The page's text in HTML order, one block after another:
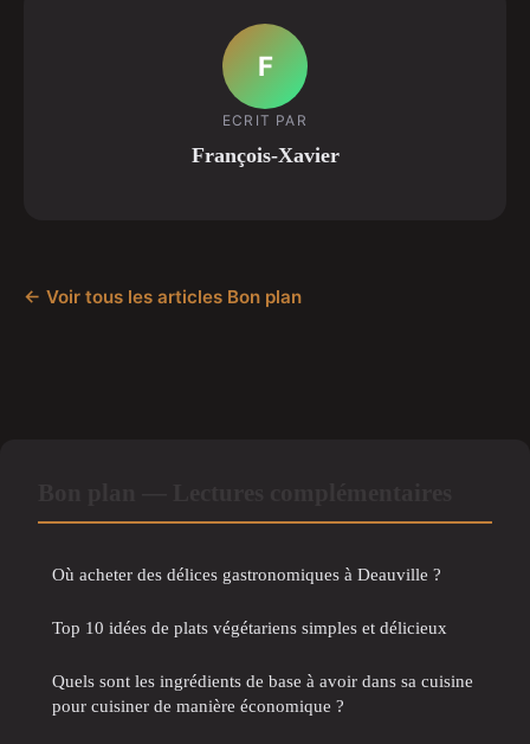
F
ECRIT PAR
François-Xavier
← Voir tous les articles Bon plan
Où acheter des délices gastronomiques à Deauville ?
Top 10 idées de plats végétariens simples et délicieux
Quels sont les ingrédients de base à avoir dans sa cuisine
pour cuisiner de manière économique ?